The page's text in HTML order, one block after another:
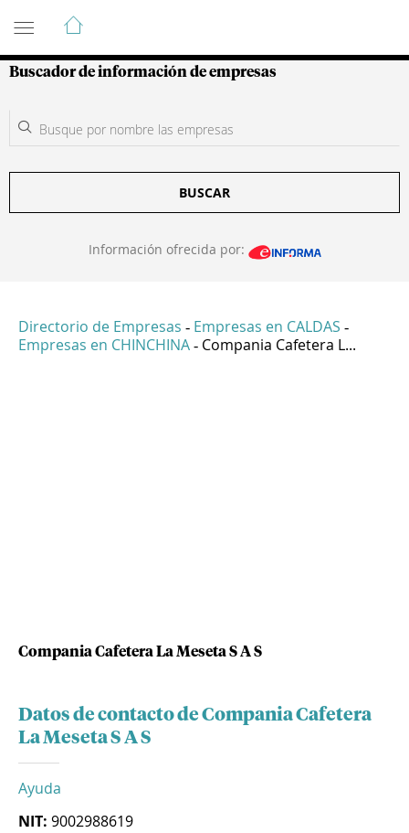
Guía de Empresas Colombianas
Buscador de información de empresas
BUSCAR
Información ofrecida por:
Directorio de Empresas - Empresas en CALDAS -
Empresas en CHINCHINA - Compania Cafetera L...
Compania Cafetera La Meseta S A S
Datos de contacto de Compania Cafetera
La Meseta S A S
Ayuda
NIT: 9002988619